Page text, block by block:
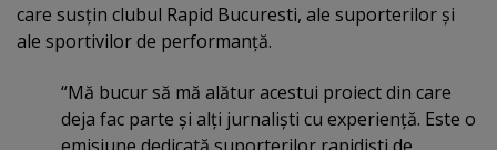
care susţin clubul Rapid Bucuresti, ale suporterilor şi
ale sportivilor de performanţă.
“Mă bucur să mă alătur acestui proiect din care
deja fac parte şi alţi jurnalişti cu experienţă. Este o